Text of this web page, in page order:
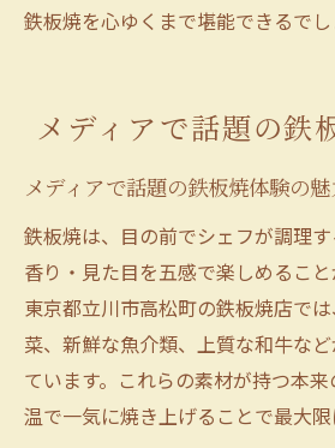
鉄板焼を心ゆくまで堪能できるでし
メディアで話題の鉄
メディアで話題の鉄板焼体験の
鉄板焼は、目の前でシェフが調理
香り・見た目を五感で楽しめること
東京都立川市高松町の鉄板焼店で
菜、新鮮な魚介類、上質な和牛な
ています。これらの素材が持つ本
温で一気に焼き上げることで最大限